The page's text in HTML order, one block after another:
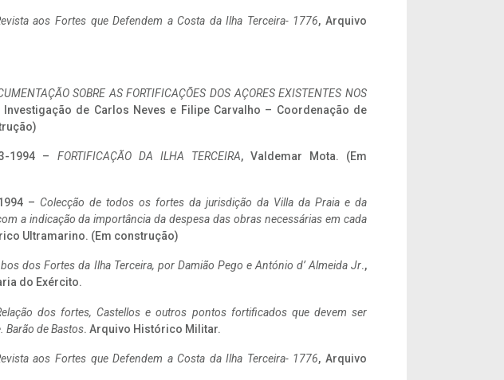
aos Fortes que Defendem a Costa da Ilha Terceira- 1776, Arquivo
SOBRE AS FORTIFICAÇÕES DOS AÇORES EXISTENTES NOS
Investigação de Carlos Neves e Filipe Carvalho – Coordenação de
1994 – FORTIFICAÇÃO DA ILHA TERCEIRA, Valdemar Mota. (Em
– Colecção de todos os fortes da jurisdição da Villa da Praia e da
a indicação da importância da despesa das obras necessárias em cada
Ultramarino. (Em construção)
dos Fortes da Ilha Terceira, por Damião Pego e António d’ Almeida Jr.,
do Exército.
dos fortes, Castellos e outros pontos fortificados que devem ser
Barão de Bastos. Arquivo Histórico Militar.
aos Fortes que Defendem a Costa da Ilha Terceira- 1776, Arquivo